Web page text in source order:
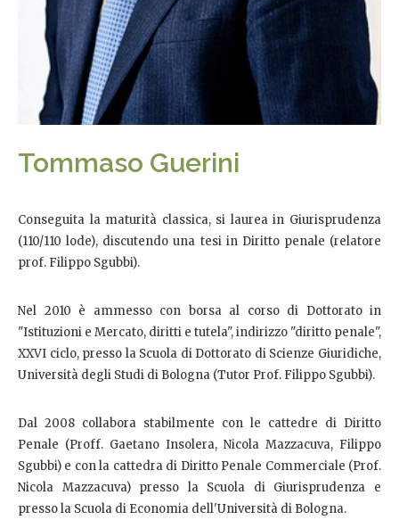
Tommaso Guerini
Conseguita la maturità classica, si laurea in Giurisprudenza
(110/110 lode), discutendo una tesi in Diritto penale (relatore
prof. Filippo Sgubbi).
Nel 2010 è ammesso con borsa al corso di Dottorato in
"Istituzioni e Mercato, diritti e tutela", indirizzo "diritto penale",
XXVI ciclo, presso la Scuola di Dottorato di Scienze Giuridiche,
Università degli Studi di Bologna (Tutor Prof. Filippo Sgubbi).
Dal 2008 collabora stabilmente con le cattedre di Diritto
Penale (Proff. Gaetano Insolera, Nicola Mazzacuva, Filippo
Sgubbi) e con la cattedra di Diritto Penale Commerciale (Prof.
Nicola Mazzacuva) presso la Scuola di Giurisprudenza e
presso la Scuola di Economia dell'Università di Bologna.